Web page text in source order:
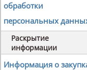
обработки
персональных
Раскрытие
информации
Информация о